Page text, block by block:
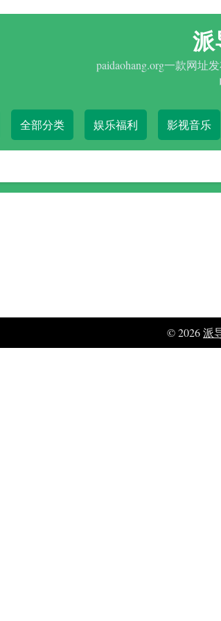
派
paidaohang.org一款网址
全部分类 娱乐福利 影视音乐
© 2026派